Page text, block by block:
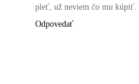
pleť, už neviem čo mu kúpiť.
Odpovedať